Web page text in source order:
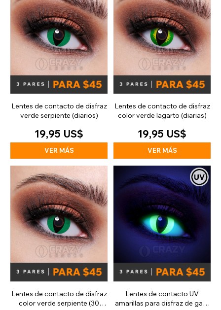
Lentes de contacto de disfraz
verde serpiente (diarios)
19,95 US$
VER MÁS
Lentes de contacto de disfraz
color verde lagarto (diarias)
19,95 US$
VER MÁS
Lentes de contacto de disfraz
color verde serpiente (30
Lentes de contacto UV
amarillas para disfraz de gato